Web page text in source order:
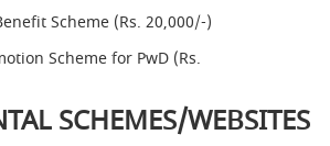
Scheme (Rs. 20,000/-)
Scheme for PwD (Rs.
SCHEMES/WEBSITES